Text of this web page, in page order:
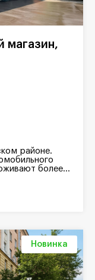
районе.
более...
Новинка